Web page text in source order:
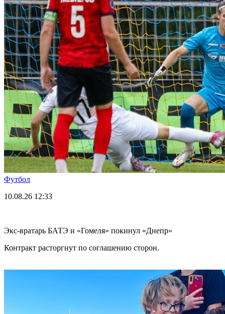
Футбол
10.08.26 12:33
Экс-вратарь БАТЭ и «Гомеля» покинул «Днепр»
Контракт расторгнут по соглашению сторон.